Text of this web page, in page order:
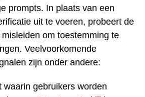
prompts. In plaats van een
uit te voeren, probeert de
om toestemming te
Veelvoorkomende
zijn onder andere:
waarin gebruikers worden